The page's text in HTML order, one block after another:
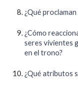
¿Qué
¿Cómo
seres vivientes
en el trono?
¿Qué atributos